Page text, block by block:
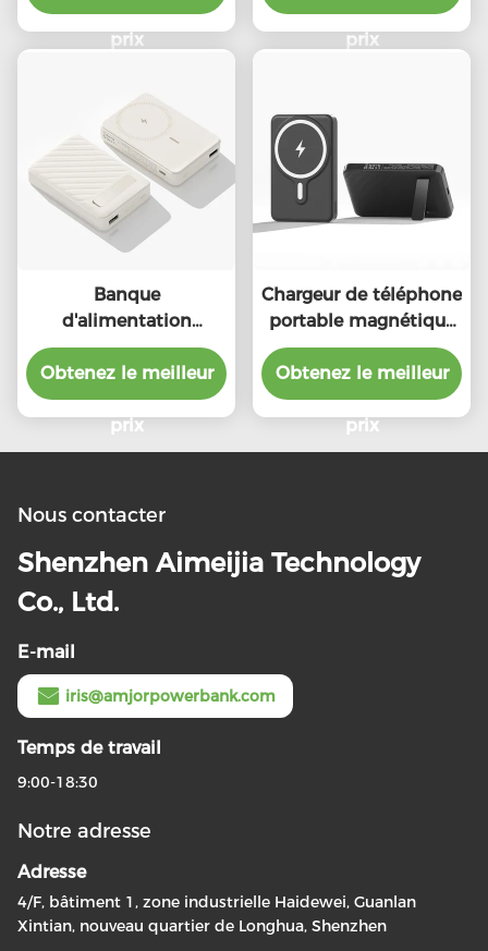
rapide
prix
personnalisée
5000mAh
prix
Banque
d'alimentation
magnétique ignifugée
5W/7,5W Chargeur
magnétique portable
sans fil
Obtenez le meilleur
prix
Chargeur de téléphone
portable magnétique
universel 5000mAh
Black Power Bank
pliable
Obtenez le meilleur
prix
Nous contacter
Shenzhen Aimeijia Technology
Co., Ltd.
E-mail
iris@amjorpowerbank.com
Temps de travail
9:00-18:30
Notre adresse
Adresse
4/F, bâtiment 1, zone industrielle Haidewei, Guanlan
Xintian, nouveau quartier de Longhua, Shenzhen